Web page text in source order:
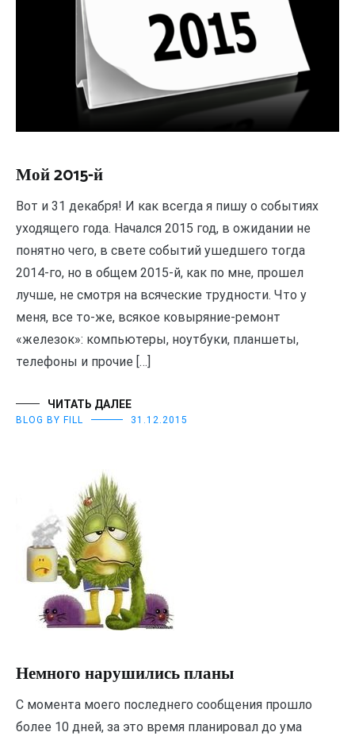
Мой 2015-й
Вот и 31 декабря! И как всегда я пишу о событиях
уходящего года. Начался 2015 год, в ожидании не
понятно чего, в свете событий ушедшего тогда
2014-го, но в общем 2015-й, как по мне, прошел
лучше, не смотря на всяческие трудности. Что у
меня, все то-же, всякое ковыряние-ремонт
«железок»: компьютеры, ноутбуки, планшеты,
телефоны и прочие […]
ЧИТАТЬ ДАЛЕЕ
BLOG BY FILL 31.12.2015
Немного нарушились планы
С момента моего последнего сообщения прошло
более 10 дней, за это время планировал до ума